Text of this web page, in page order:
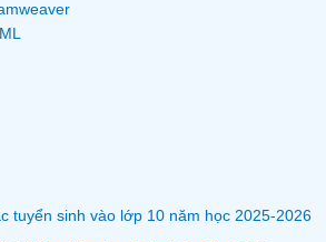
tuyển sinh vào lớp 10 năm học 2025-2026